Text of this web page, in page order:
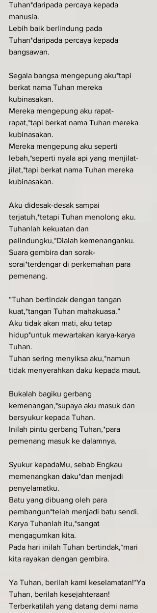
Tuhan*daripada percaya kepada
manusia.
Lebih baik berlindung pada
Tuhan*daripada percaya kepada
bangsawan.
Segala bangsa mengepung aku*tapi
berkat nama Tuhan mereka
kubinasakan.
Mereka mengepung aku rapat-
rapat,*tapi berkat nama Tuhan mereka
kubinasakan.
Mereka mengepung aku seperti
lebah,†seperti nyala api yang menjilat-
jilat,*tapi berkat nama Tuhan mereka
kubinasakan.
Aku didesak-desak sampai
terjatuh,*tetapi Tuhan menolong aku.
Tuhanlah kekuatan dan
pelindungku,*Dialah kemenanganku.
Suara gembira dan sorak-
sorai*terdengar di perkemahan para
pemenang.
“Tuhan bertindak dengan tangan
kuat,*tangan Tuhan mahakuasa.”
Aku tidak akan mati, aku tetap
hidup*untuk mewartakan karya-karya
Tuhan.
Tuhan sering menyiksa aku,*namun
tidak menyerahkan daku kepada maut.
Bukalah bagiku gerbang
kemenangan,*supaya aku masuk dan
bersyukur kepada Tuhan.
Inilah pintu gerbang Tuhan,*para
pemenang masuk ke dalamnya.
Syukur kepadaMu, sebab Engkau
memenangkan daku*dan menjadi
penyelamatku.
Batu yang dibuang oleh para
pembangun*telah menjadi batu sendi.
Karya Tuhanlah itu,*sangat
mengagumkan kita.
Pada hari inilah Tuhan bertindak,*mari
kita rayakan dengan gembira.
Ya Tuhan, berilah kami keselamatan!*Ya
Tuhan, berilah kesejahteraan!
Terberkatilah yang datang demi nama